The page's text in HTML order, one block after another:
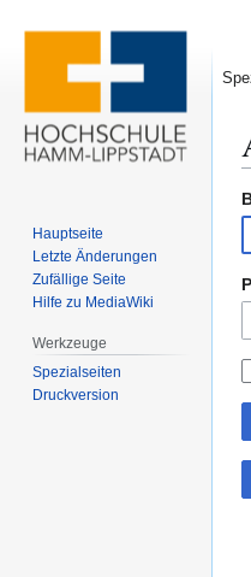
Hauptseite
Letzte Änderungen
Zufällige Seite
Hilfe zu MediaWiki
Werkzeuge
Spezialseiten
Druckversion